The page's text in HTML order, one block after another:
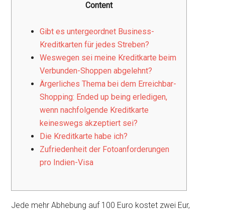
Content
Gibt es untergeordnet Business-
Kreditkarten für jedes Streben?
Weswegen sei meine Kreditkarte beim
Verbunden-Shoppen abgelehnt?
Ärgerliches Thema bei dem Erreichbar-
Shopping: Ended up being erledigen,
wenn nachfolgende Kreditkarte
keineswegs akzeptiert sei?
Die Kreditkarte habe ich?
Zufriedenheit der Fotoanforderungen
pro Indien-Visa
Jede mehr Abhebung auf 100 Euro kostet zwei Eur,